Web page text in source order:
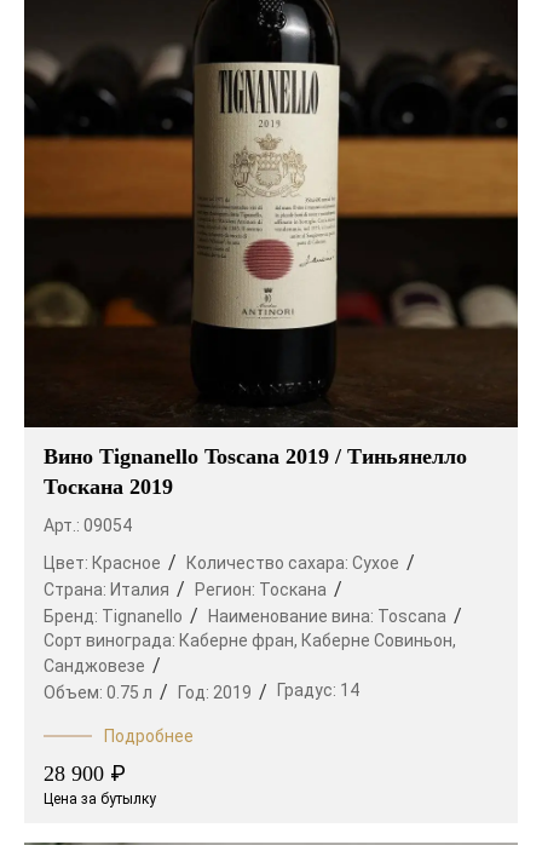
Вино Tignanello Toscana 2019 / Тиньянелло
Тоскана 2019
Арт.: 09054
Цвет: Красное Количество сахара: Сухое
Страна: Италия Регион: Тоскана
Бренд: Tignanello Наименование вина: Toscana
Сорт винограда: Каберне фран, Каберне Совиньон,
Санджовезе
Объем: 0.75 л Год: 2019 Градус: 14
Подробнее
28 900 ₽
Цена за бутылку